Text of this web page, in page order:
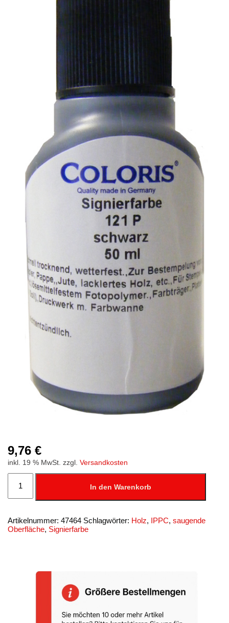
9,76 €
inkl. 19 % MwSt. zzgl. Versandkosten
Signierstempelfarbe
Coloris,
ml,
schwarz
In den Warenkorb
Artikelnummer: 47464 Schlagwörter: Holz, IPPC, saugende
Oberfläche, Signierfarbe
Stempelfarben